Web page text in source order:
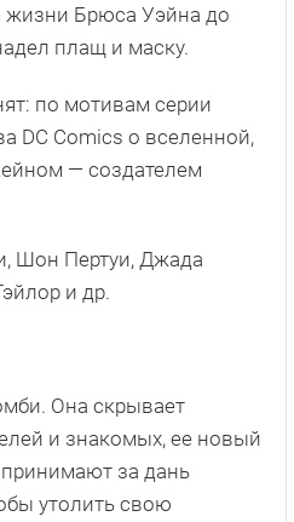
жизни Брюса Уэйна до
плащ и маску.
по мотивам серии
DC Comics о вселенной,
— создателем
Шон Пертуи, Джада
и др.
Она скрывает
и знакомых, ее новый
за дань
утолить свою